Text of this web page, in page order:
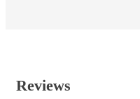
Reviews